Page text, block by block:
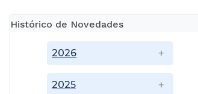
Histórico de Novedades
2025
2026